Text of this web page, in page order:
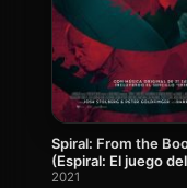
Spiral: From the
(Espiral: El juego
continúa)
2021